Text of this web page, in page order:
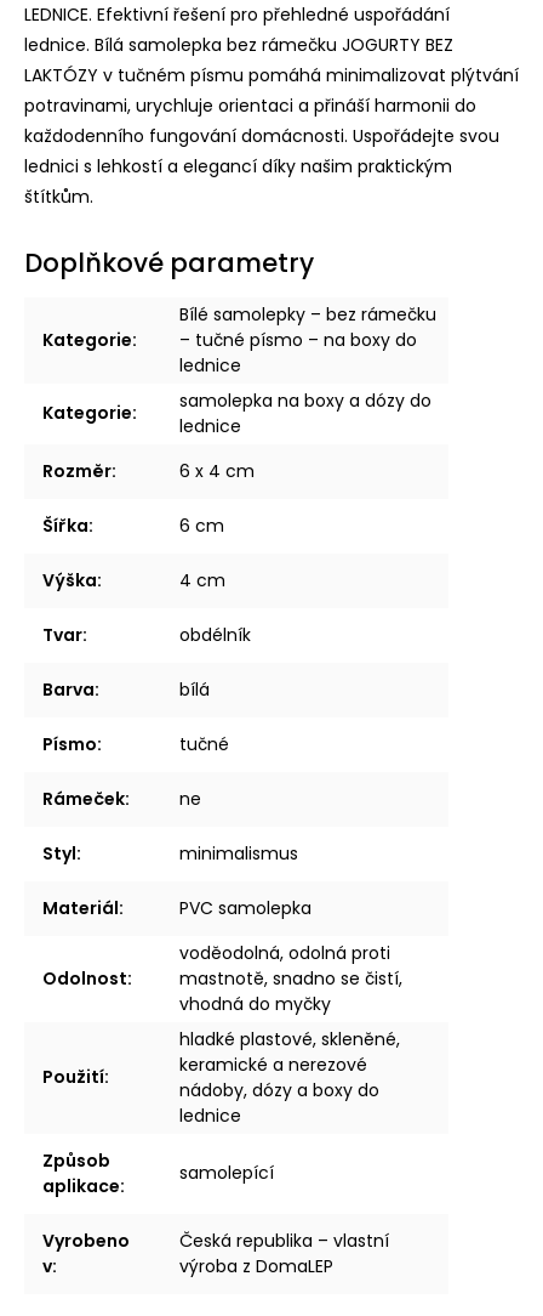
LEDNICE. Efektivní řešení pro přehledné uspořádání
lednice. Bílá samolepka bez rámečku JOGURTY BEZ
LAKTÓZY v tučném písmu pomáhá minimalizovat plýtvání
potravinami, urychluje orientaci a přináší harmonii do
každodenního fungování domácnosti. Uspořádejte svou
lednici s lehkostí a elegancí díky našim praktickým
štítkům.
Doplňkové parametry
Kategorie:
Bílé samolepky – bez rámečku
– tučné písmo – na boxy do
lednice
Kategorie:
samolepka na boxy a dózy do
lednice
Rozměr: 6 x 4 cm
Šířka: 6 cm
Výška: 4 cm
Tvar: obdélník
Barva: bílá
Písmo: tučné
Rámeček: ne
Styl: minimalismus
Materiál: PVC samolepka
Odolnost:
voděodolná, odolná proti
mastnotě, snadno se čistí,
vhodná do myčky
Použití:
hladké plastové, skleněné,
keramické a nerezové
nádoby, dózy a boxy do
lednice
Způsob
aplikace:
samolepící
Vyrobeno
v:
Česká republika – vlastní
výroba z DomaLEP